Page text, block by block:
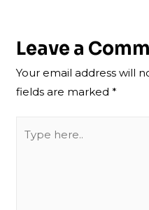
Leave a
Your email address will
fields are marked*
here..